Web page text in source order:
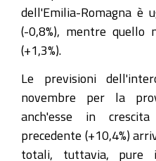
dell'Emilia-Romagna è
(-0,8%), mentre quello
(+1,3%).
Le previsioni
novembre per la
anch'esse in
precedente (+10,4%)
totali, tuttavia, pure